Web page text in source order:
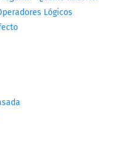
Lógicos